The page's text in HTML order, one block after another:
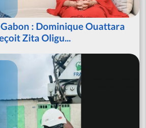
: Dominique Ouattara
Zita Oligu...